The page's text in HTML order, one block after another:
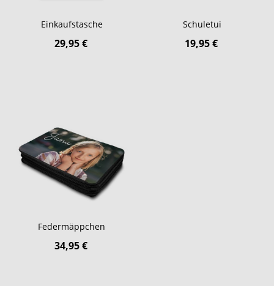
Einkaufstasche
29,95 €
Schuletui
19,95 €
Federmäppchen
34,95 €